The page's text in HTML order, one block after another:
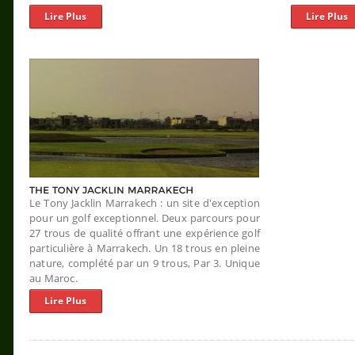
Lire Plus Lire Plus
Le Tony Jacklin Marrakech : un site d'exception
pour un golf exceptionnel. Deux parcours pour
27 trous de qualité offrant une expérience golf
particulière à Marrakech. Un 18 trous en pleine
nature, complété par un 9 trous, Par 3. Unique
au Maroc.
Lire Plus